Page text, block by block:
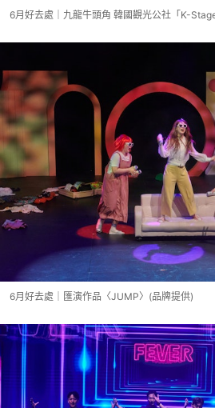
6月好去處｜九龍牛頭角 韓國觀光公社「K-
6月好去處｜匯演作品〈JUMP〉(品牌提供)